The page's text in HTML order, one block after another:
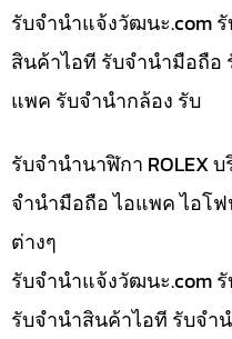
รับจํานําแจ้งวัฒนะ.com
สินค้าไอที รับจำนำมือถือ
แพค รับจำนำกล้อง รับ
รับจำนำนาฬิกา ROLEX
จำนำมือถือ ไอแพค ไอโ
ต่างๆ
รับจํานําแจ้งวัฒนะ.com
รับจำนำสินค้าไอที รับจำ